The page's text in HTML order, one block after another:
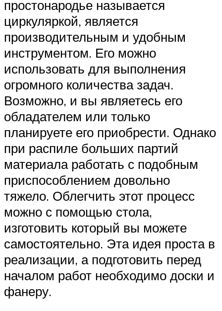
простонародье называется
циркуляркой, является
производительным и удобным
инструментом. Его можно
использовать для выполнения
огромного количества задач.
Возможно, и вы являетесь его
обладателем или только
планируете его приобрести. Однако
при распиле больших партий
материала работать с подобным
приспособлением довольно
тяжело. Облегчить этот процесс
можно с помощью стола,
изготовить который вы можете
самостоятельно. Эта идея проста в
реализации, а подготовить перед
началом работ необходимо доски и
фанеру.